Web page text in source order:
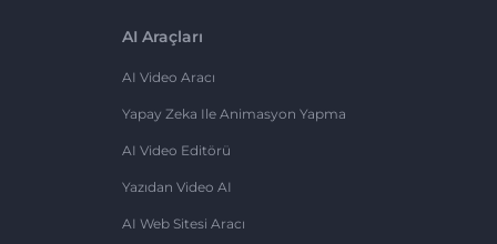
AI Araçları
AI Video Aracı
Yapay Zeka Ile Animasyon Yapma
AI Video Editörü
Yazıdan Video AI
AI Web Sitesi Aracı